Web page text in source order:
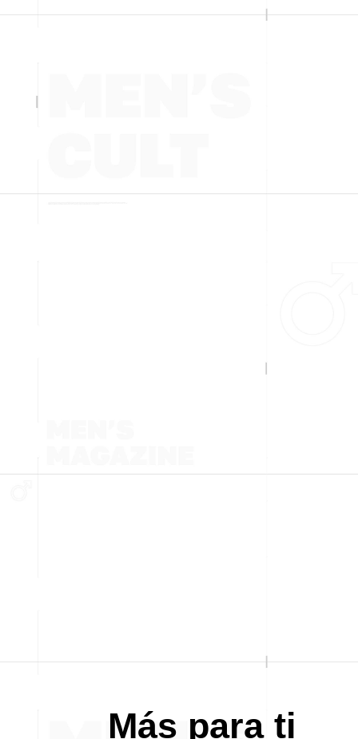
Más para ti